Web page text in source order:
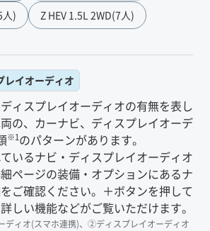
人)
Z HEV 1.5L 2WD(7人)
レイオーディオ
ィスプレイオーディオの有無を表し
の、カーナビ、ディスプレイオーデ
※1のパターンがあります。
いるナビ・ディスプレイオーディオ
ページの装備・オプションにあるナ
ご確認ください。＋ボタンを押して
しい機能などがご覧いただけます。
ディオ(スマホ連携)、②ディスプレイオーディオ